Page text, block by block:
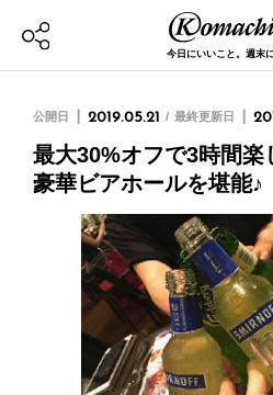
今日にいいこと。週末
公開日 2019.05.21 最終更新日
最大30%オフで3時間楽
豪華ビアホールを堪能♪